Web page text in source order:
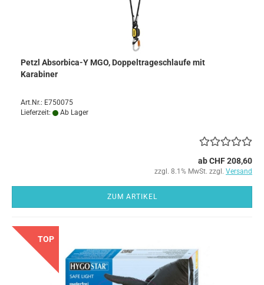
Petzl Absorbica-Y MGO, Doppeltrageschlaufe mit
Karabiner
Art.Nr.: E750075
Lieferzeit:
Ab Lager
ab CHF 208,60
zzgl. 8.1% MwSt. zzgl. Versand
ZUM ARTIKEL
TOP